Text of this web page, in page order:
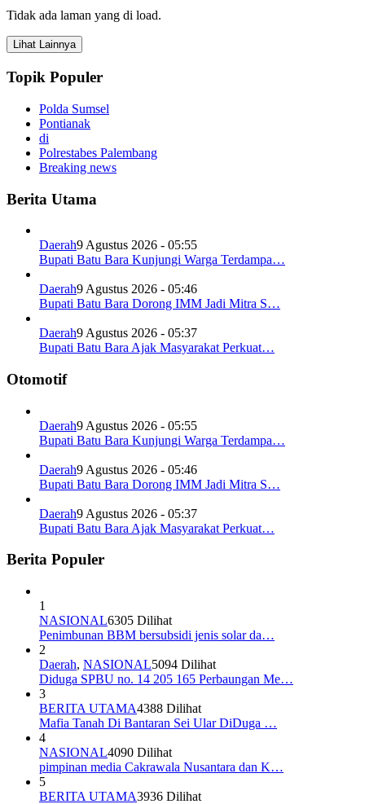
Tidak ada laman yang di load.
Lihat Lainnya
Topik Populer
Polda Sumsel
Pontianak
di
Polrestabes Palembang
Breaking news
Berita Utama
Daerah9 Agustus 2026 - 05:55
Bupati Batu Bara Kunjungi Warga Terdampa…
Daerah9 Agustus 2026 - 05:46
Bupati Batu Bara Dorong IMM Jadi Mitra S…
Daerah9 Agustus 2026 - 05:37
Bupati Batu Bara Ajak Masyarakat Perkuat…
Otomotif
Daerah9 Agustus 2026 - 05:55
Bupati Batu Bara Kunjungi Warga Terdampa…
Daerah9 Agustus 2026 - 05:46
Bupati Batu Bara Dorong IMM Jadi Mitra S…
Daerah9 Agustus 2026 - 05:37
Bupati Batu Bara Ajak Masyarakat Perkuat…
Berita Populer
1
NASIONAL6305 Dilihat
Penimbunan BBM bersubsidi jenis solar da…
2
Daerah, NASIONAL5094 Dilihat
Diduga SPBU no. 14 205 165 Perbaungan Me…
3
BERITA UTAMA4388 Dilihat
Mafia Tanah Di Bantaran Sei Ular DiDuga …
4
NASIONAL4090 Dilihat
pimpinan media Cakrawala Nusantara dan K…
5
BERITA UTAMA3936 Dilihat